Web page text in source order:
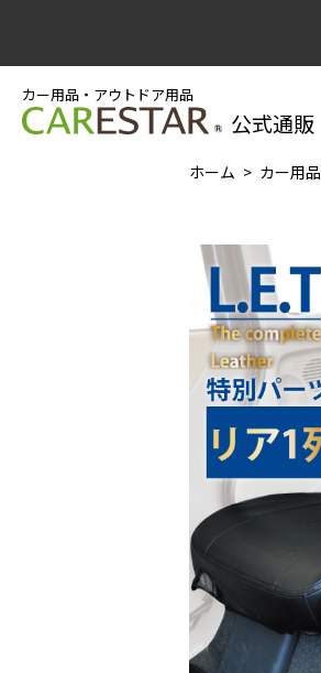
カー用品・アウトドア用品
公式通販
ホーム カー用品